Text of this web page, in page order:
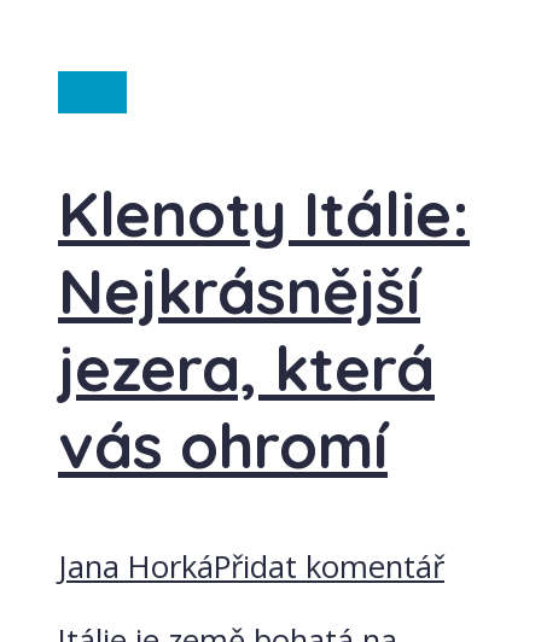
Klenoty Itálie:
Nejkrásnější
jezera, která
vás ohromí
Jana HorkáPřidat komentář